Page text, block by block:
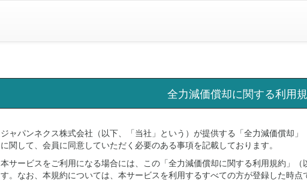
全力減価償却に関する利用
ジャパンネクス株式会社（以下、「当社」という）が提供する「全力減価償却
に関して、会員に同意していただく必要のある事項を記載しております。
本サービスをご利用になる場合には、この「全力減価償却に関する利用規約」
す。なお、本規約については、本サービスを利用するすべての方が登録した時点